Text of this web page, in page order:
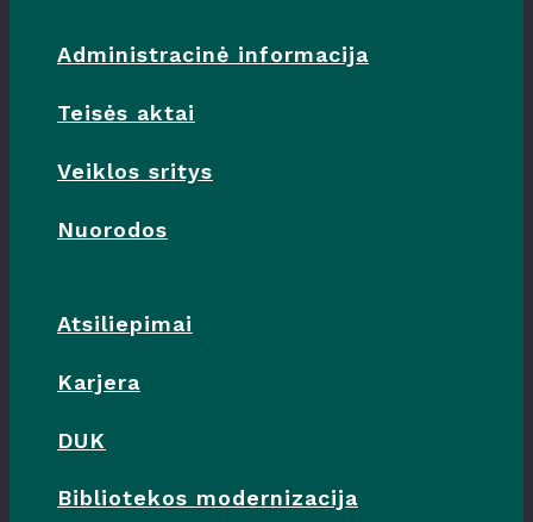
Administracinė informacija
Teisės aktai
Veiklos sritys
Nuorodos
Atsiliepimai
Karjera
DUK
Bibliotekos modernizacija